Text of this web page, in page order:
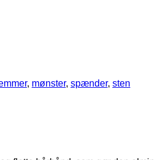
, mønster, spænder, sten